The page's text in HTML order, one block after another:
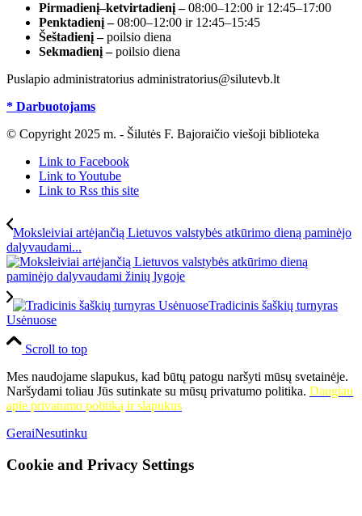
Pirmadienį–ketvirtadienį –08:00–12:00 ir 12:45–17:00
Penktadienį –08:00–12:00 ir 12:45–15:45
Šeštadienį –poilsio diena
Sekmadienį –poilsio diena
Puslapio administratorius administratorius@silutevb.lt
* Darbuotojams
© Copyright 2025 m. - Šilutės F. Bajoraičio viešoji biblioteka
Link to Facebook
Link to Youtube
Link to Rss this site
Moksleiviai artėjančią Lietuvos valstybės atkūrimo dieną paminėjo
dalyvaudami...
Tradicinis šaškių turnyras
Usėnuose
Scroll to top
Mes naudojame slapukus, kad būtų patogu naršyti mūsų svetainėje.
Naršydami toliau Jūs sutinkate su mūsų privatumo politika. Daugiau
apie privatumo politiką ir slapukus
GeraiNesutinku
Cookie and Privacy Settings